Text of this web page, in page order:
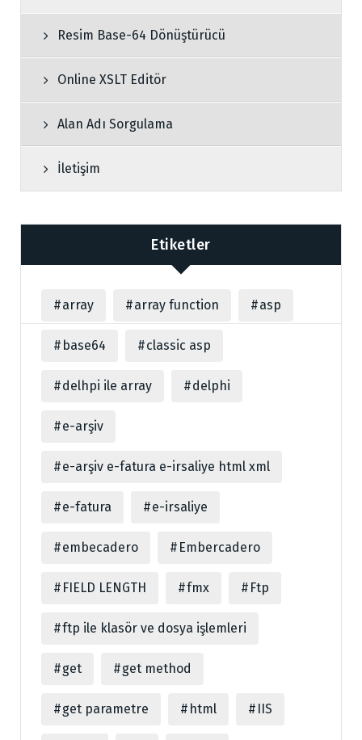
Resim Base-64 Dönüştürücü
Online XSLT Editör
Alan Adı Sorgulama
İletişim
Etiketler
array array function asp
base64 classic asp
delhpi ile array delphi
e-arşiv
e-arşiv e-fatura e-irsaliye html xml
e-fatura e-irsaliye
embecadero Embercadero
FIELD LENGTH fmx Ftp
ftp ile klasör ve dosya işlemleri
get get method
get parametre html IIS